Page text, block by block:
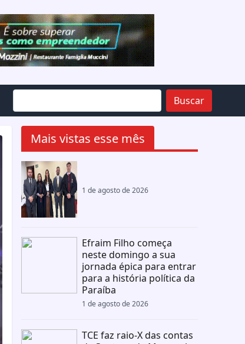
Buscar
Mais vistas esse mês
1 de agosto de 2026
Efraim Filho começa
neste domingo a sua
jornada épica para entrar
para a história política da
Paraíba
1 de agosto de 2026
TCE faz raio-X das contas